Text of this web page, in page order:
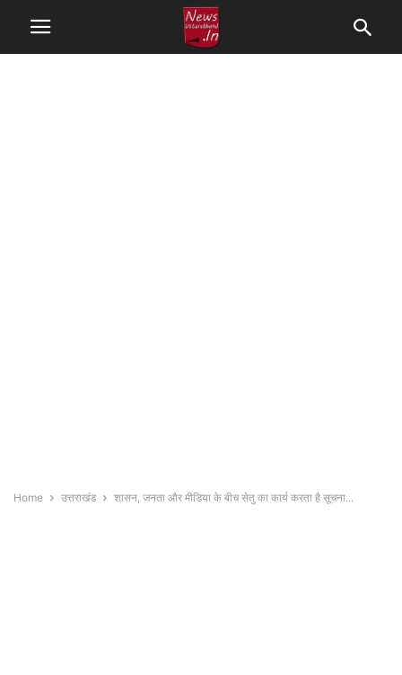
Home उत्तराखंड शासन, जनता और मीडिया के बीच सेतु का कार्य करता है सूचना...